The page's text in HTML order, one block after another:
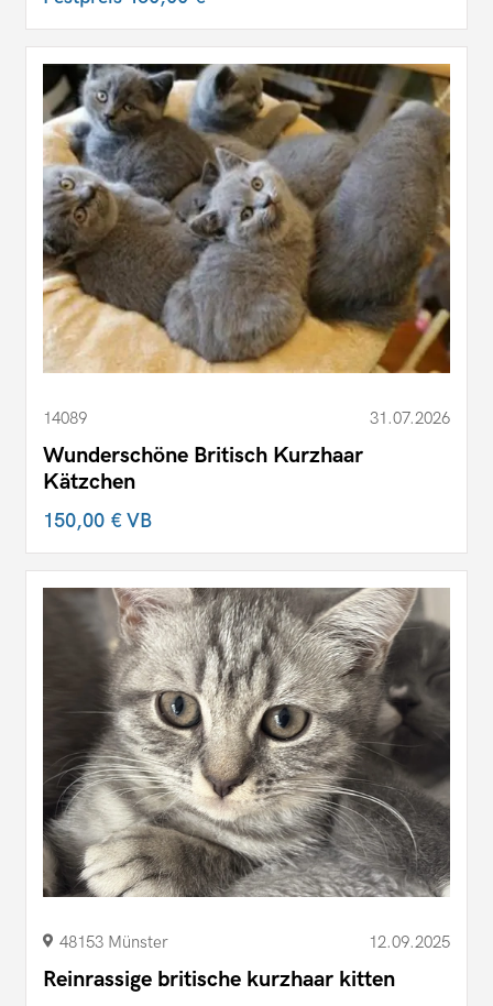
14089 31.07.2026
Wunderschöne Britisch Kurzhaar
Kätzchen
150,00 €VB
48153 Münster 12.09.2025
Reinrassige britische kurzhaar kitten